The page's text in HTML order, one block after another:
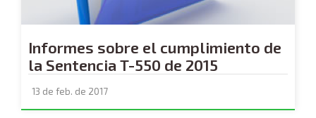
Informes sobre el cumplimiento de
la Sentencia T-550 de 2015
13 de feb. de 2017